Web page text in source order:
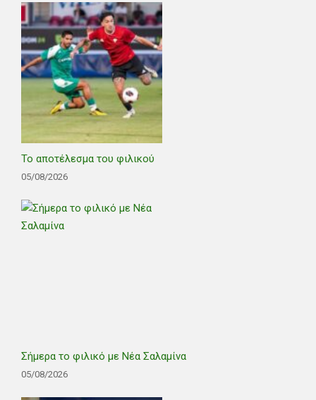
Το αποτέλεσμα του φιλικού
05/08/2026
Σήμερα το φιλικό με Νέα Σαλαμίνα
05/08/2026